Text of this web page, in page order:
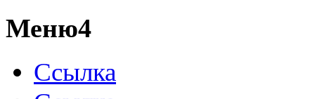
Меню4
Ссылка